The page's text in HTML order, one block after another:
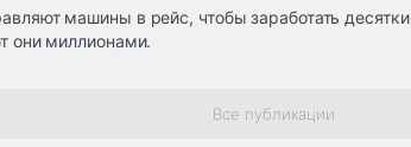
машины в рейс, чтобы заработать десятки
они миллионами.
Все публикации